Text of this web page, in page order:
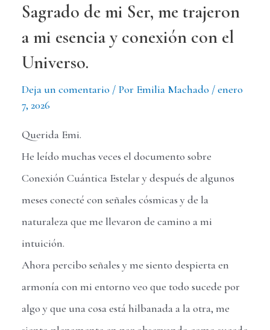
Sagrado de mi Ser, me trajeron
a mi esencia y conexión con el
Universo.
Deja un comentario / Por Emilia Machado /enero
7, 2026
Querida Emi.
He leído muchas veces el documento sobre
Conexión Cuántica Estelar y después de algunos
meses conecté con señales cósmicas y de la
naturaleza que me llevaron de camino a mi
intuición.
Ahora percibo señales y me siento despierta en
armonía con mi entorno veo que todo sucede por
algo y que una cosa está hilbanada a la otra, me